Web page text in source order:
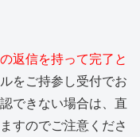
返信を持って完了と
をご持参し受付でお
できない場合は、直
すのでご注意くださ